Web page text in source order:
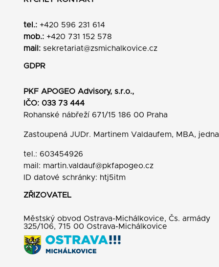
tel.: +420 596 231 614
mob.: +420 731 152 578
mail: sekretariat@zsmichalkovice.cz
GDPR
PKF APOGEO Advisory, s.r.o.,
IČO: 033 73 444
Rohanské nábřeží 671/15 186 00 Praha
Zastoupená JUDr. Martinem Valdaufem, MBA,
tel.: 603454926
mail: martin.valdauf@pkfapogeo.cz
ID datové schránky: htj5itm
ZŘIZOVATEL
Městský obvod Ostrava-Michálkovice, Čs. armády
325/106, 715 00 Ostrava-Michálkovice